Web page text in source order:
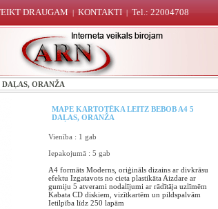
DRAUGAM | KONTAKTI | Tel.: 22004708
ORANŽA
MAPE KARTOTĒKA LEITZ BEBOB A4 5
DAĻAS, ORANŽA
Vienība : 1 gab
Iepakojumā : 5 gab
A4 formāts Moderns, oriģināls dizains ar divkrāsu
efektu Izgatavots no cieta plastikāta Aizdare ar
gumiju 5 atverami nodalījumi ar rādītāja uzlīmēm
Kabata CD diskiem, vizītkartēm un pildspalvām
Ietilpība līdz 250 lapām